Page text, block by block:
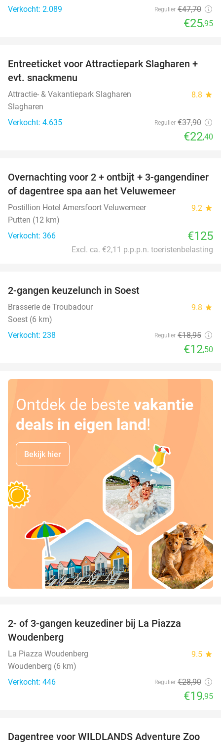
Verkocht: 2.089
Regulier €47,70
€25,95
41%
Entreeticket voor Attractiepark Slagharen +
evt. snackmenu
Attractie- & Vakantiepark Slagharen 8.8 star
Slagharen
Verkocht: 4.635
Regulier €37,90
€22,40
Overnachting voor 2 + ontbijt + 3-gangendiner
of dagentree spa aan het Veluwemeer
Postillion Hotel Amersfoort Veluwemeer 9.2 star
Putten (12 km)
Verkocht: 366
€125
Excl. ca. €2,11 p.p.p.n. toeristenbelasting
2-gangen keuzelunch in Soest
Brasserie de Troubadour 9.8 star
Soest (6 km)
Verkocht: 238
Regulier €18,95
€12,50
Ontdek de beste vakantie
deals in eigen land!
Bekijk hier
2- of 3-gangen keuzediner bij La Piazza
Woudenberg
La Piazza Woudenberg 9.5 star
Woudenberg (6 km)
Verkocht: 446
Regulier €28,90
€19,95
24%
Dagentree voor WILDLANDS Adventure Zoo